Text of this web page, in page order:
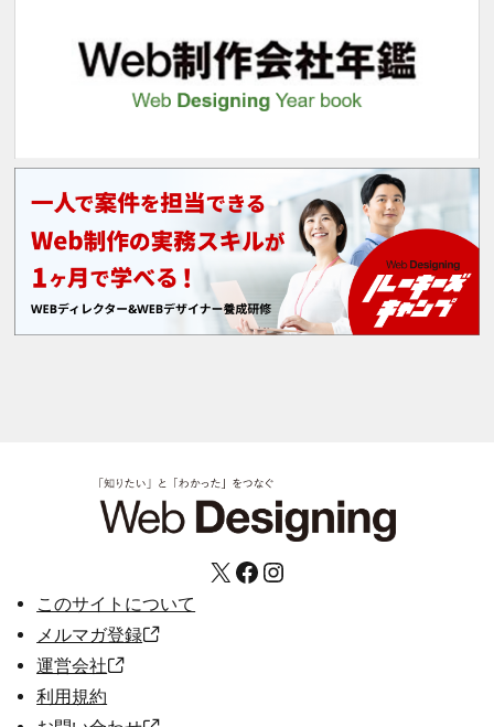
X Facebook Instagram
このサイトについて
メルマガ登録
運営会社
利用規約